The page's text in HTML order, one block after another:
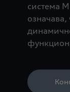
система